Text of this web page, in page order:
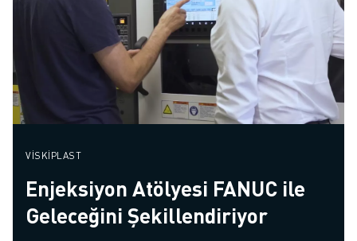
VISKIPLAST
Enjeksiyon Atölyesi FANUC ile
Geleceğini Şekillendiriyor